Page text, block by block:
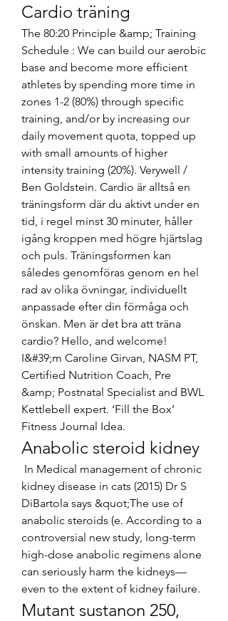
Cardio träning
The 80:20 Principle &amp; Training
Schedule : We can build our aerobic
base and become more efficient
athletes by spending more time in
zones 1-2 (80%) through specific
training, and/or by increasing our
daily movement quota, topped up
with small amounts of higher
intensity training (20%). Verywell /
Ben Goldstein. Cardio är alltså en
träningsform där du aktivt under en
tid, i regel minst 30 minuter, håller
igång kroppen med högre hjärtslag
och puls. Träningsformen kan
således genomföras genom en hel
rad av olika övningar, individuellt
anpassade efter din förmåga och
önskan. Men är det bra att träna
cardio? Hello, and welcome!
I&#39;m Caroline Girvan, NASM PT,
Certified Nutrition Coach, Pre
&amp; Postnatal Specialist and BWL
Kettlebell expert. ‘Fill the Box’
Fitness Journal Idea.
Anabolic steroid kidney
kidney disease in cats (2015) Dr S
DiBartola says &quot;The use of
anabolic steroids (e. According to a
controversial new study, long-term
high-dose anabolic regimens alone
can seriously harm the kidneys—
even to the extent of kidney failure.
Mutant sustanon 250,